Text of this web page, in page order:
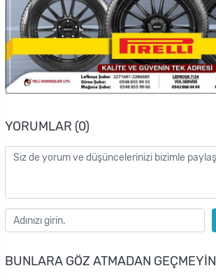
YORUMLAR (0)
BUNLARA GÖZ ATMADAN GEÇMEYIN